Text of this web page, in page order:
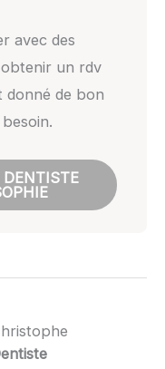
avec des
un rdv
donné de bon